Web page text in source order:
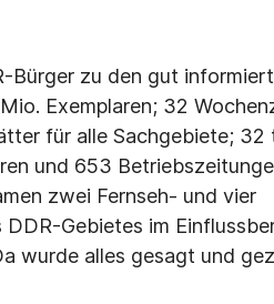
zu den gut
Exemplaren; 32
für alle Sachgebiete; 32
und 653
zwei Fernseh- und vier
Gebietes im
wurde alles gesagt und